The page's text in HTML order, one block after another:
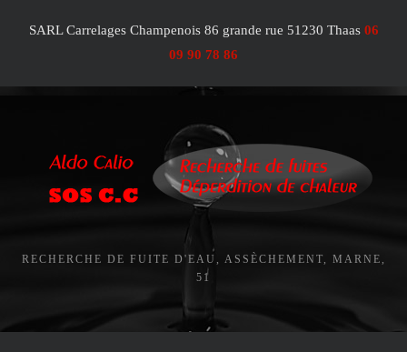
SARL Carrelages Champenois 86 grande rue 51230 Thaas 06
09 90 78 86
RECHERCHE DE FUITE D'EAU, ASSÈCHEMENT, MARNE,
51